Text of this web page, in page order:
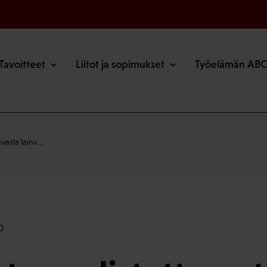
Liitot ja sopimukset Työelämän ABC
lainv…